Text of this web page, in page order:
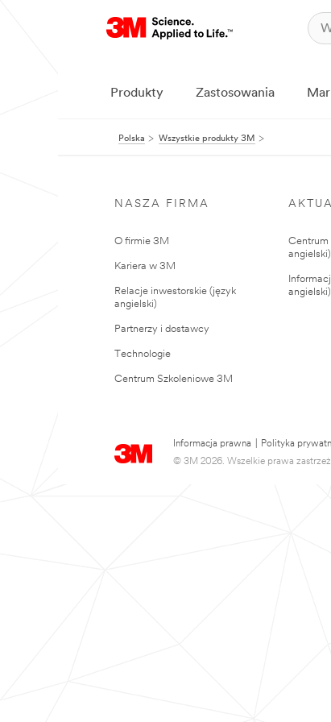
Produkty Zastosowania
Polska Wszystkie produkty 3M
NASZA FIRMA
O firmie 3M
Kariera w 3M
Relacje inwestorskie (język
angielski)
Partnerzy i dostawcy
Technologie
Centrum Szkoleniowe 3M
Centrum
angielski)
angielski)
Informacja prawna Polityka
© 3M 2026. Wszelkie prawa